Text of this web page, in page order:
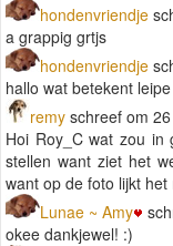
hondenvriendje
a grappig grtjs
hondenvriendje
hallo wat betekent
remy schreef om
Hoi Roy_C wat zou in
stellen want ziet het
want op de foto lijkt
Lunae ~ Amy
okee dankjewel! :)